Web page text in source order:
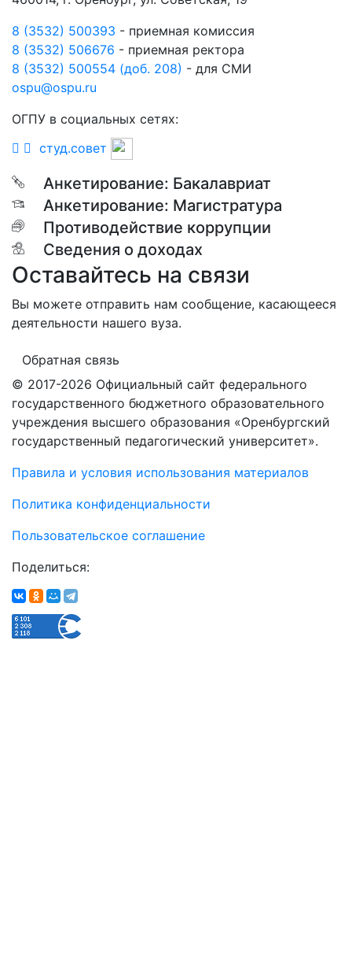
8 (3532) 500393 - приемная комиссия
8 (3532) 506676 - приемная ректора
8 (3532) 500554 (доб. 208) - для СМИ
ospu@ospu.ru
ОГПУ в социальных сетях:
студ.совет
Анкетирование: Бакалавриат
Анкетирование: Магистратура
Противодействие коррупции
Сведения о доходах
Оставайтесь на связи
Вы можете отправить нам сообщение, касающееся
деятельности нашего вуза.
Обратная связь
© 2017-2026 Официальный сайт федерального
государственного бюджетного образовательного
учреждения высшего образования «Оренбургский
государственный педагогический университет».
Правила и условия использования материалов
Политика конфиденциальности
Пользовательское соглашение
Поделиться: